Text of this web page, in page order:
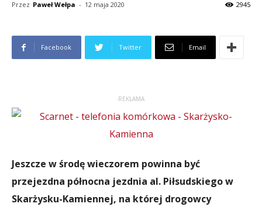
Przez Paweł Wełpa - 12 maja 2020 2945
Facebook Twitter Email
REKLAMA
Jeszcze w środę wieczorem powinna być
przejezdna północna jezdnia al. Piłsudskiego w
Skarżysku-Kamiennej, na której drogowcy